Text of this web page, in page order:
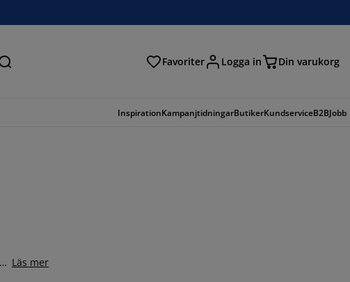
Sök Favoriter Logga in Din varukorg
InspirationKampanjtidningarButikerKundserviceB2BJobb
Läs mer